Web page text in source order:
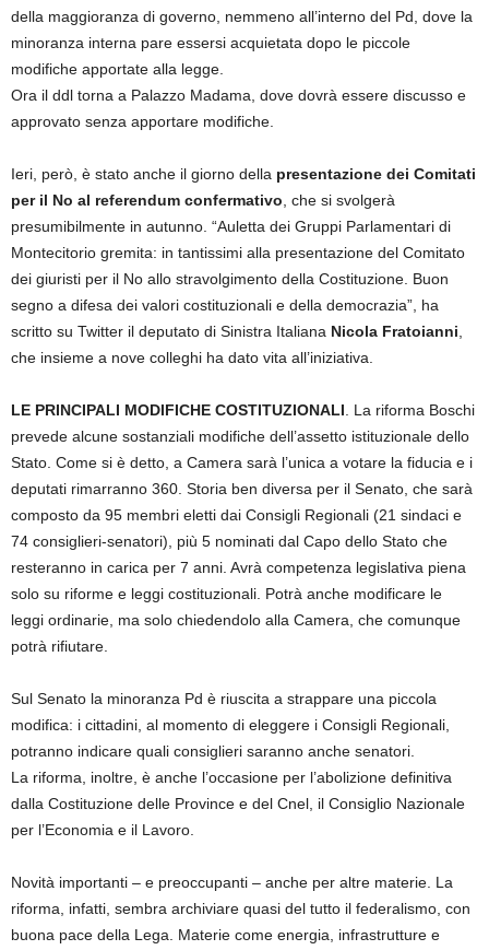
della maggioranza di governo, nemmeno all’interno del Pd, dove la
minoranza interna pare essersi acquietata dopo le piccole
modifiche apportate alla legge.
Ora il ddl torna a Palazzo Madama, dove dovrà essere discusso e
approvato senza apportare modifiche.
Ieri, però, è stato anche il giorno della presentazione dei Comitati
per il No al referendum confermativo , che si svolgerà
presumibilmente in autunno. “Auletta dei Gruppi Parlamentari di
Montecitorio gremita: in tantissimi alla presentazione del Comitato
dei giuristi per il No allo stravolgimento della Costituzione. Buon
segno a difesa dei valori costituzionali e della democrazia”, ha
scritto su Twitter il deputato di Sinistra Italiana Nicola Fratoianni
che insieme a nove colleghi ha dato vita all’iniziativa.
LE PRINCIPALI MODIFICHE COSTITUZIONALI . La riforma Boschi
prevede alcune sostanziali modifiche dell’assetto istituzionale dello
Stato. Come si è detto, a Camera sarà l’unica a votare la fiducia e i
deputati rimarranno 360. Storia ben diversa per il Senato, che sarà
composto da 95 membri eletti dai Consigli Regionali (21 sindaci e
74 consiglieri-senatori), più 5 nominati dal Capo dello Stato che
resteranno in carica per 7 anni. Avrà competenza legislativa piena
solo su riforme e leggi costituzionali. Potrà anche modificare le
leggi ordinarie, ma solo chiedendolo alla Camera, che comunque
potrà rifiutare.
Sul Senato la minoranza Pd è riuscita a strappare una piccola
modifica: i cittadini, al momento di eleggere i Consigli Regionali,
potranno indicare quali consiglieri saranno anche senatori.
La riforma, inoltre, è anche l’occasione per l’abolizione definitiva
dalla Costituzione delle Province e del Cnel, il Consiglio Nazionale
per l’Economia e il Lavoro.
Novità importanti – e preoccupanti – anche per altre materie. La
riforma, infatti, sembra archiviare quasi del tutto il federalismo, con
buona pace della Lega. Materie come energia, infrastrutture e